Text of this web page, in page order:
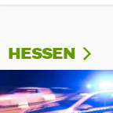
HESSEN